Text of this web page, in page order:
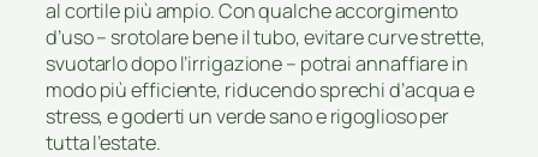
al cortile più ampio. Con qualche accorgimento
d’uso – srotolare bene il tubo, evitare curve strette,
svuotarlo dopo l’irrigazione – potrai annaffiare in
modo più efficiente, riducendo sprechi d’acqua e
stress, e goderti un verde sano e rigoglioso per
tutta l’estate.